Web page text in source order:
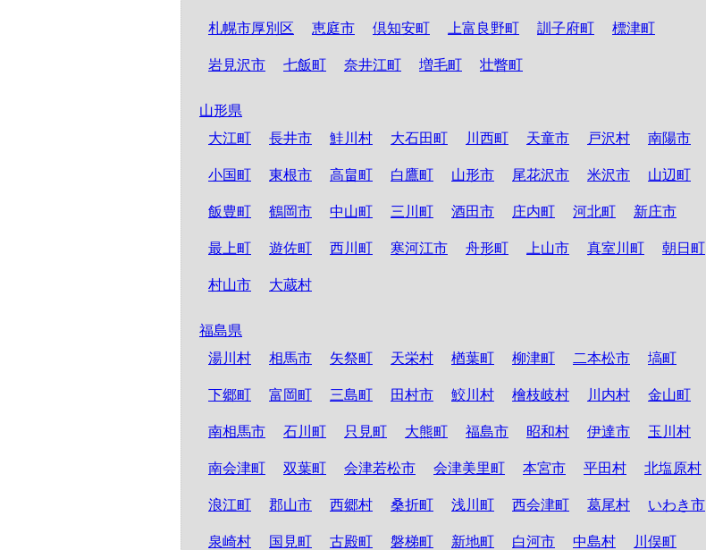
札幌市厚別区 恵庭市 倶知安町 上富良野町 訓子府町 標津町
岩見沢市 七飯町 奈井江町 増毛町 壮瞥町
山形県
大江町
長井市 鮭川村 大石田町 川西町 天童市 戸沢村 南陽市
小国町 東根市 高畠町 白鷹町 山形市 尾花沢市 米沢市 山辺町
飯豊町 鶴岡市 中山町 三川町 酒田市 庄内町 河北町 新庄市
最上町 遊佐町 西川町 寒河江市 舟形町 上山市 真室川町 朝日町
村山市 大蔵村
福島県
湯川村
相馬市 矢祭町 天栄村 楢葉町 柳津町 二本松市 塙町
下郷町 富岡町 三島町 田村市 鮫川村 檜枝岐村 川内村 金山町
南相馬市 石川町 只見町 大熊町 福島市 昭和村 伊達市 玉川村
南会津町 双葉町 会津若松市 会津美里町 本宮市 平田村 北塩原村
浪江町 郡山市 西郷村 桑折町 浅川町 西会津町 葛尾村 いわき市
泉崎村 国見町 古殿町 磐梯町 新地町 白河市 中島村 川俣町